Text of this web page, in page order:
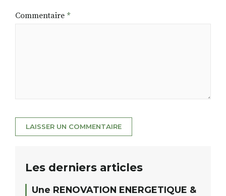
Commentaire *
Les derniers articles
Une RENOVATION ENERGETIQUE &